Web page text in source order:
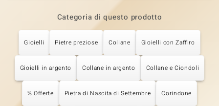
Categoria di questo prodotto
Gioielli Pietre preziose Collane Gioielli con Zaffiro
Gioielli in argento Collane in argento Collane e Ciondoli
% Offerte Pietra di Nascita di Settembre Corindone